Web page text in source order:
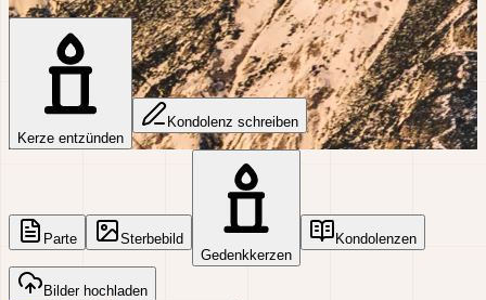
Kerze entzünden
Kondolenz schreiben
Parte
Sterbebild
Gedenkkerzen
Kondolenzen
Bilder hochladen